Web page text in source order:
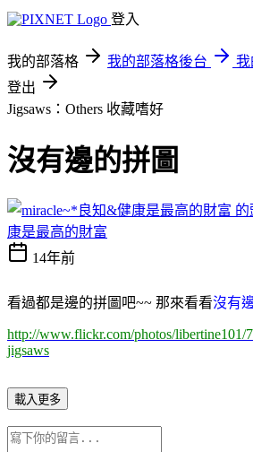
登入
我的部落格 我的部落格後台
我
登出
Jigsaws：Others 收藏嗜好
沒有邊的拼圖
康是最高的財富
14年前
看過都是邊的拼圖吧~~ 那來看看沒有
http://www.flickr.com/photos/libertine101/
jigsaws
載入更多